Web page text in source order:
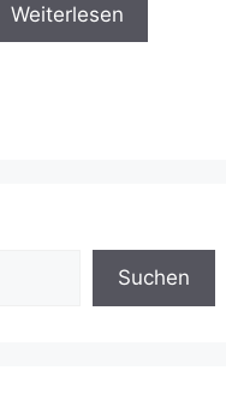
Weiterlesen
Suchen